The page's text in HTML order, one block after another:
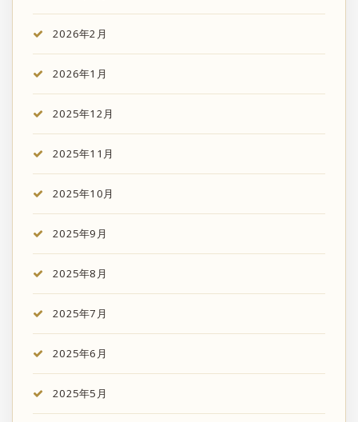
2026年2月
2026年1月
2025年12月
2025年11月
2025年10月
2025年9月
2025年8月
2025年7月
2025年6月
2025年5月